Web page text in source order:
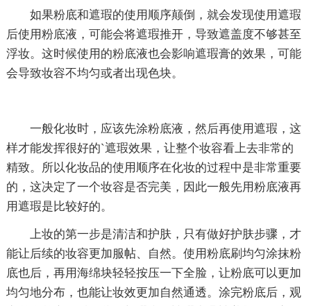
如果粉底和遮瑕的使用顺序颠倒，就会发现使用遮瑕
后使用粉底液，可能会将遮瑕推开，导致遮盖度不够甚至
浮妆。这时候使用的粉底液也会影响遮瑕膏的效果，可能
会导致妆容不均匀或者出现色块。
一般化妆时，应该先涂粉底液，然后再使用遮瑕，这
样才能发挥很好的`遮瑕效果，让整个妆容看上去非常的
精致。所以化妆品的使用顺序在化妆的过程中是非常重要
的，这决定了一个妆容是否完美，因此一般先用粉底液再
用遮瑕是比较好的。
上妆的第一步是清洁和护肤，只有做好护肤步骤，才
能让后续的妆容更加服帖、自然。使用粉底刷均匀涂抹粉
底也后，再用海绵块轻轻按压一下全脸，让粉底可以更加
均匀地分布，也能让妆效更加自然通透。涂完粉底后，观